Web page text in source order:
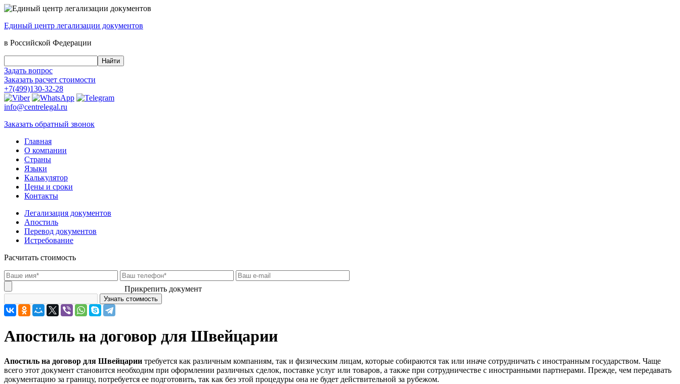
Единый центр легализации документов
в Российской Федерации
Задать вопрос
Заказать расчет стоимости
+7(499)130-32-28
info@centrelegal.ru
Заказать обратный звонок
Главная
О компании
Страны
Языки
Калькулятор
Цены и сроки
Контакты
Легализация документов
Апостиль
Перевод документов
Истребование
Расчитать стоимость
Прикрепить документ
Апостиль на договор для Швейцарии
Апостиль на договор для Швейцарии требуется как различным компаниям, так и физическим лицам, которые собираются так или иначе сотрудничать с иностранным государством. Чаще
всего этот документ становится необходим при оформлении различных сделок, поставке услуг или товаров, а также при сотрудничестве с иностранными партнерами. Прежде, чем передавать
документацию за границу, потребуется ее подготовить, так как без этой процедуры она не будет действительной за рубежом.